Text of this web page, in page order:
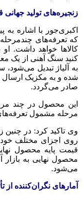
زنجیره‌های تولید
اکبری‌جور با اشاره به
که تعرفه‌های
کالاها خواهد داشت.
کنید سنگ آهنی از یک
به آلیاژ تبدیل می‌شود،
شده و به مکزیک ارسال
صادر می‌گردد.
این محصول در چند
مرحله مشمول
روی اجزای مختلف
قیمت پایه محصول
محصول نهایی به بازار
می‌شود.
آمارهای نگران‌کننده از